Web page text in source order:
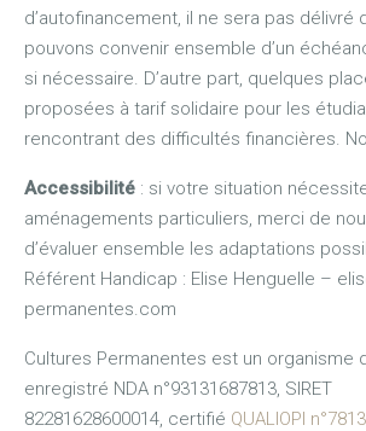
d’autofinancement, il ne sera pas délivré
pouvons convenir ensemble d’un
si nécessaire. D’autre part, quelques
proposées à tarif solidaire pour les
rencontrant des difficultés financières.
Accessibilité : si votre situation
aménagements particuliers, merci de
d’évaluer ensemble les adaptations
Référent Handicap : Elise Henguelle –
permanentes.com
Cultures Permanentes est un organisme
enregistré NDA n°93131687813, SIRET
82281628600014, certifié QUALIOPI